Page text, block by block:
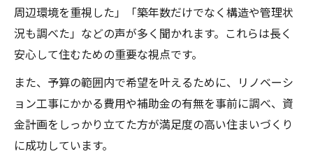
周辺環境を重視した」「築年数だけでなく構造や管理状
況も調べた」などの声が多く聞かれます。これらは長く
安心して住むための重要な視点です。
また、予算の範囲内で希望を叶えるために、リノベーシ
ョン工事にかかる費用や補助金の有無を事前に調べ、資
金計画をしっかり立てた方が満足度の高い住まいづくり
に成功しています。